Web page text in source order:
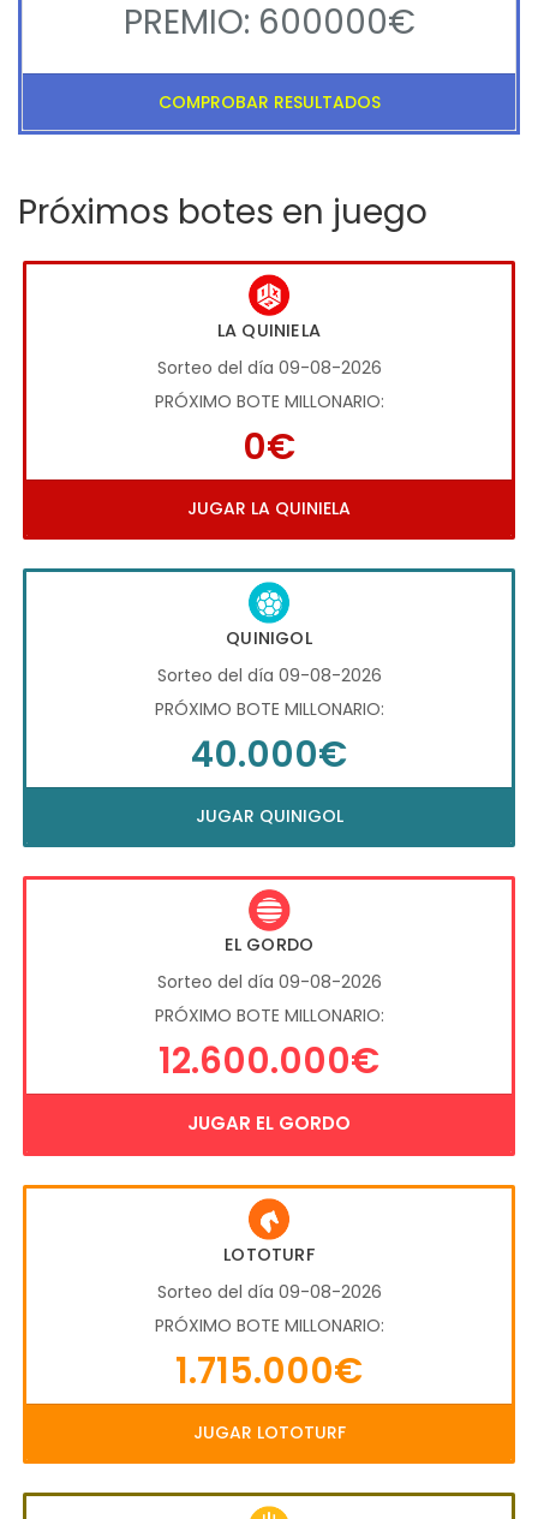
PREMIO: 600000€
COMPROBAR RESULTADOS
Próximos botes en juego
LA QUINIELA
Sorteo del día 09-08-2026
PRÓXIMO BOTE MILLONARIO:
0€
JUGAR LA QUINIELA
QUINIGOL
Sorteo del día 09-08-2026
PRÓXIMO BOTE MILLONARIO:
40.000€
JUGAR QUINIGOL
EL GORDO
Sorteo del día 09-08-2026
PRÓXIMO BOTE MILLONARIO:
12.600.000€
JUGAR EL GORDO
LOTOTURF
Sorteo del día 09-08-2026
PRÓXIMO BOTE MILLONARIO:
1.715.000€
JUGAR LOTOTURF